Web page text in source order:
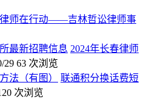
师在行动——吉林哲讼律师事
2024年长春律师
29 63 次浏览
联通积分换话费短
次浏览